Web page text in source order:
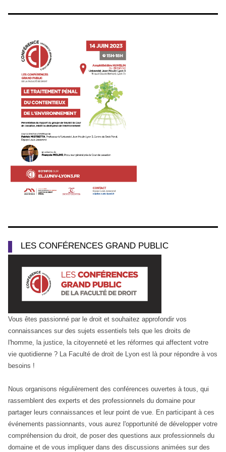
LES CONFÉRENCES GRAND PUBLIC
Vous êtes passionné par le droit et souhaitez approfondir vos
connaissances sur des sujets essentiels tels que les droits de
l'homme, la justice, la citoyenneté et les réformes qui affectent votre
vie quotidienne ? La Faculté de droit de Lyon est là pour répondre à vos
besoins !
Nous organisons régulièrement des conférences ouvertes à tous, qui
rassemblent des experts et des professionnels du domaine pour
partager leurs connaissances et leur point de vue. En participant à ces
événements passionnants, vous aurez l'opportunité de développer votre
compréhension du droit, de poser des questions aux professionnels du
domaine et de vous impliquer dans des discussions animées sur des